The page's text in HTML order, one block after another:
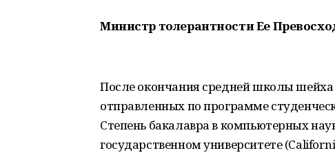
Министр толерантности Ее
После окончания средней школы
отправленных по программе
Степень бакалавра в компьютерных
государственном университете